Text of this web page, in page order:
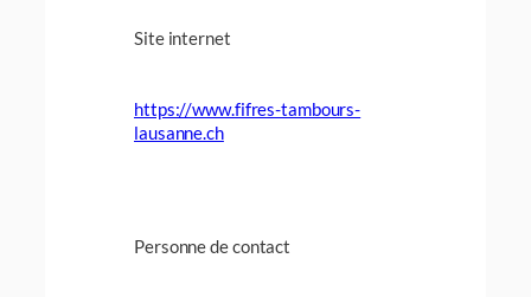
Site internet
https://www.fifres-tambours-
lausanne.ch
Personne de contact